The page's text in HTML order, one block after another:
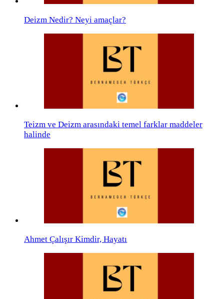
Deizm Nedir? Neyi amaçlar?
Teizm ve Deizm arasındaki temel farklar maddeler
halinde
Ahmet Çalışır Kimdir, Hayatı